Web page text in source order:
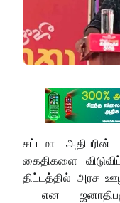
சட்டமா
கைதிகளை
திட்டத்தில் அரச
என